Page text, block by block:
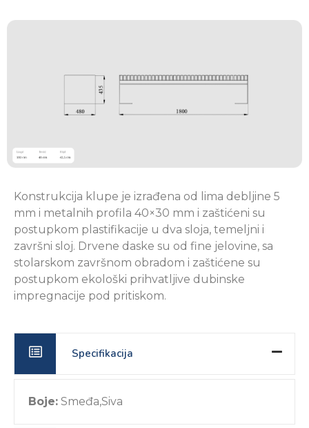
Konstrukcija klupe je izrađena od lima debljine 5
mm i metalnih profila 40×30 mm i zaštićeni su
postupkom plastifikacije u dva sloja, temeljni i
završni sloj. Drvene daske su od fine jelovine, sa
stolarskom završnom obradom i zaštićene su
postupkom ekološki prihvatljive dubinske
impregnacije pod pritiskom.
Specifikacija
Boje: Smeđa,Siva